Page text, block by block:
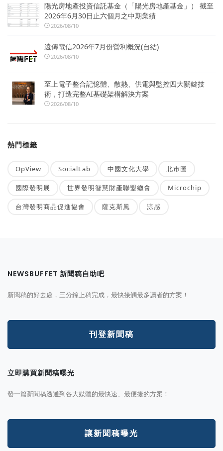
陽光房地產投資信託基金（「陽光房地產基金」） 截至
2026年6月30日止六個月之中期業績
2026/08/10
遠傳電信2026年7月份營利概況(自結)
2026/08/10
至上電子整合記憶體、散熱、供電與監控四大關鍵技
術，打造完整AI基礎架構解決方案
2026/08/10
熱門標籤
OpView SocialLab 中國文化大學 北市圖
國際發明展 世界發明智慧財產聯盟總會 Microchip
台灣發明商品促進協會 薩克斯風 涼感
NEWSBUFFET 新聞稿自助吧
新聞稿的好去處，三分鐘上稿完成，最快接觸最多讀者的方案！
刊登新聞稿
立即購買新聞稿曝光
發一篇新聞稿透通到各大媒體的最快速、最便捷的方案！
讓新聞稿曝光